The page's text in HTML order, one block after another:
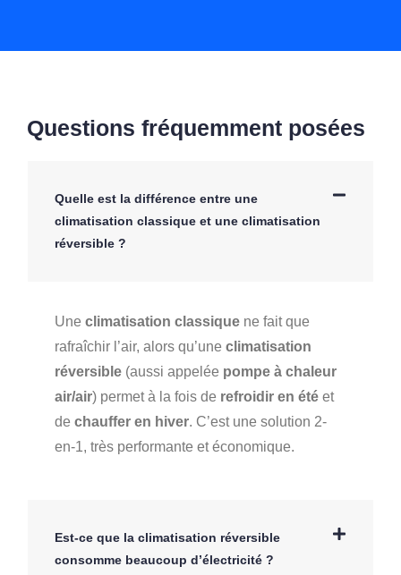
Questions fréquemment posées
Quelle est la différence entre une
climatisation classique et une climatisation
réversible ?
Une climatisation classique ne fait que
rafraîchir l’air, alors qu’une climatisation
réversible (aussi appelée pompe à chaleur
air/air) permet à la fois de refroidir en été et
de chauffer en hiver. C’est une solution 2-
en-1, très performante et économique.
Est-ce que la climatisation réversible
consomme beaucoup d’électricité ?